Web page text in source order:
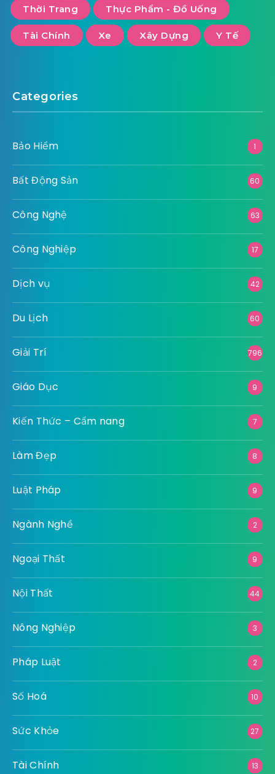
Thời Trang Thực Phẩm - Đồ Uống
Tài Chính Xe Xây Dựng Y Tế
Categories
Bảo Hiểm 1
Bất Động Sản 60
Công Nghệ 63
Công Nghiệp 17
Dịch vụ 42
Du Lịch 60
Giải Trí 796
Giáo Dục 9
Kiến Thức – Cẩm nang 7
Làm Đẹp 8
Luật Pháp 9
Ngành Nghề 2
Ngoại Thất 9
Nội Thất 44
Nông Nghiệp 3
Pháp Luật 2
Số Hoá 10
Sức Khỏe 27
Tài Chính 13